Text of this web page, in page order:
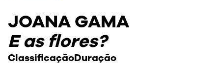
JOANA GAMA
E as flores?
ClassificaçãoDuração